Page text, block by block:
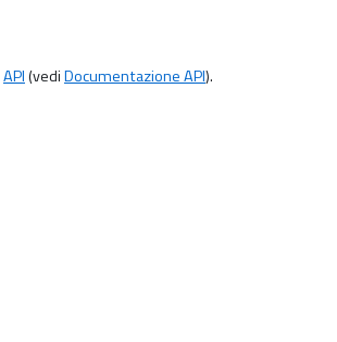
API(vediDocumentazione API).